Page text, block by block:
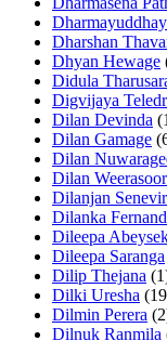
Dharshan
Dhyan Hewage
Didula
Digvijaya
Dilan Devinda
Dilan Gamage
Dilan
Dilan
Dilanjan
Dilanka
Dileepa
Dileepa Saranga
Dilip Thejana
Dilki Uresha
Dilmin Perera
Dilnuk Ranmila